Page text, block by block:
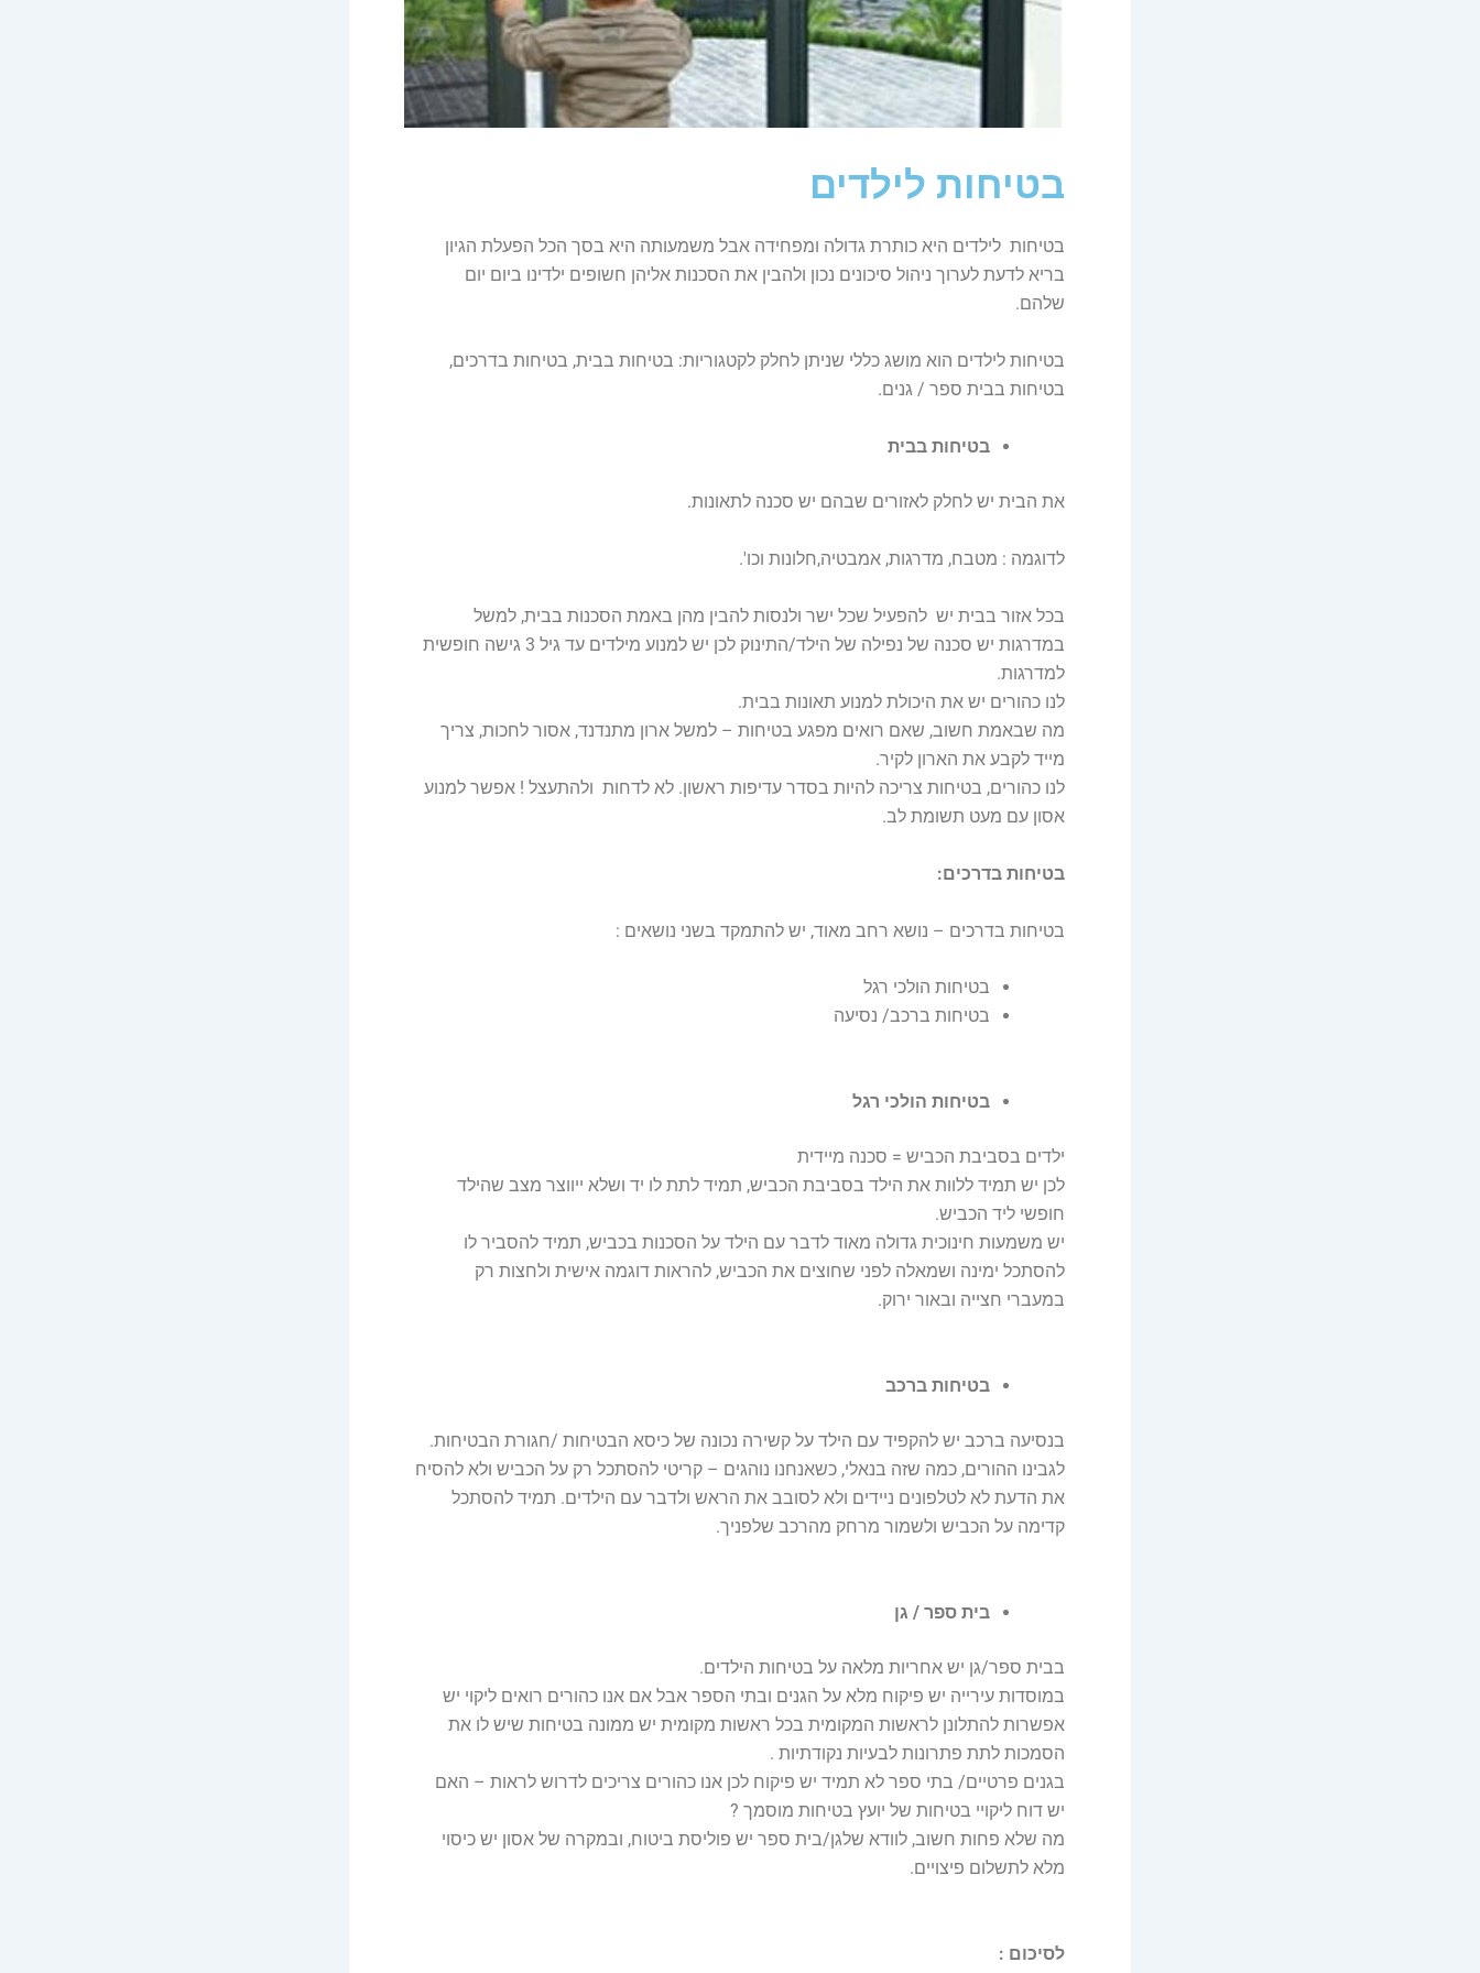
בטיחות לילדים
בטיחות לילדים היא כותרת גדולה ומפחידה אבל משמעותה היא בסך הכל הפעלת הגיון
בריא לדעת לערוך ניהול סיכונים נכון ולהבין את הסכנות אליהן חשופים ילדינו ביום יום
שלהם.
בטיחות לילדים הוא מושג כללי שניתן לחלק לקטגוריות: בטיחות בבית, בטיחות בדרכים,
בטיחות בבית ספר / גנים.
בטיחות בבית
את הבית יש לחלק לאזורים שבהם יש סכנה לתאונות.
לדוגמה : מטבח, מדרגות, אמבטיה,חלונות וכו'.
בכל אזור בבית יש להפעיל שכל ישר ולנסות להבין מהן באמת הסכנות בבית, למשל
במדרגות יש סכנה של נפילה של הילד/התינוק לכן יש למנוע מילדים עד גיל 3 גישה חופשית
למדרגות.
לנו כהורים יש את היכולת למנוע תאונות בבית.
מה שבאמת חשוב, שאם רואים מפגע בטיחות – למשל ארון מתנדנד, אסור לחכות, צריך
מייד לקבע את הארון לקיר.
לנו כהורים, בטיחות צריכה להיות בסדר עדיפות ראשון. לא לדחות ולהתעצל ! אפשר למנוע
אסון עם מעט תשומת לב.
בטיחות בדרכים:
בטיחות בדרכים – נושא רחב מאוד, יש להתמקד בשני נושאים :
בטיחות הולכי רגל
בטיחות ברכב/ נסיעה
בטיחות הולכי רגל
ילדים בסביבת הכביש = סכנה מיידית
לכן יש תמיד ללוות את הילד בסביבת הכביש, תמיד לתת לו יד ושלא ייווצר מצב שהילד
חופשי ליד הכביש.
יש משמעות חינוכית גדולה מאוד לדבר עם הילד על הסכנות בכביש, תמיד להסביר לו
להסתכל ימינה ושמאלה לפני שחוצים את הכביש, להראות דוגמה אישית ולחצות רק
במעברי חצייה ובאור ירוק.
בטיחות ברכב
בנסיעה ברכב יש להקפיד עם הילד על קשירה נכונה של כיסא הבטיחות /חגורת הבטיחות.
לגבינו ההורים, כמה שזה בנאלי, כשאנחנו נוהגים – קריטי להסתכל רק על הכביש ולא להסיח
את הדעת לא לטלפונים ניידים ולא לסובב את הראש ולדבר עם הילדים. תמיד להסתכל
קדימה על הכביש ולשמור מרחק מהרכב שלפניך.
בית ספר / גן
בבית ספר/גן יש אחריות מלאה על בטיחות הילדים.
במוסדות עירייה יש פיקוח מלא על הגנים ובתי הספר אבל אם אנו כהורים רואים ליקוי יש
אפשרות להתלונן לראשות המקומית בכל ראשות מקומית יש ממונה בטיחות שיש לו את
הסמכות לתת פתרונות לבעיות נקודתיות .
בגנים פרטיים/ בתי ספר לא תמיד יש פיקוח לכן אנו כהורים צריכים לדרוש לראות – האם
יש דוח ליקויי בטיחות של יועץ בטיחות מוסמך ?
מה שלא פחות חשוב, לוודא שלגן/בית ספר יש פוליסת ביטוח, ובמקרה של אסון יש כיסוי
מלא לתשלום פיצויים.
לסיכום :